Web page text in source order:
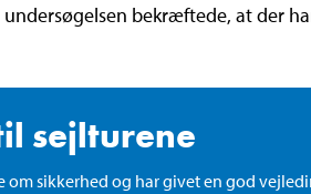
bekræftede, at der
sejlturene
om sikkerhed og har givet en god